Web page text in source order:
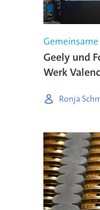
Geely und
Werk
Ronja